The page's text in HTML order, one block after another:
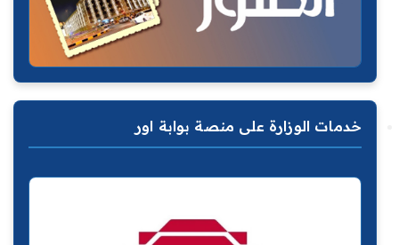
خدمات الوزارة على منصة بوابة اور